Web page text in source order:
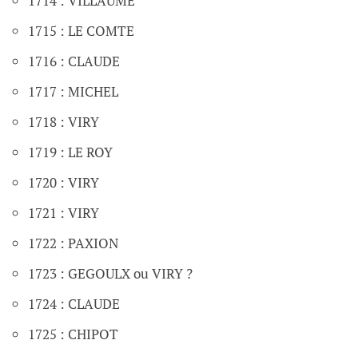
1715 : LE COMTE
1716 : CLAUDE
1717 : MICHEL
1718 : VIRY
1719 : LE ROY
1720 : VIRY
1721 : VIRY
1722 : PAXION
1723 : GEGOULX ou VIRY ?
1724 : CLAUDE
1725 : CHIPOT